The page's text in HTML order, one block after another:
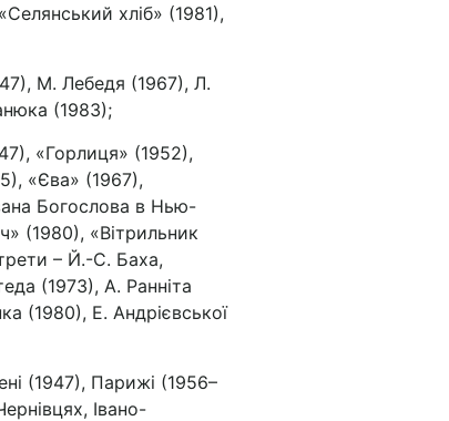
хліб» (1981),
М. Лебедя (1967), Л.
(1983);
«Горлиця» (1952),
«Єва» (1967),
Богослова в Нью-
(1980), «Вітрильник
– Й.-С. Баха,
(1973), А. Ранніта
(1980), Е. Андрієвської
(1947), Парижі (1956–
Івано-